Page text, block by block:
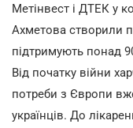
Метінвест і ДТЕК у
Ахметова створили
підтримують понад
Від початку війни
потреби з Європи
українців. До